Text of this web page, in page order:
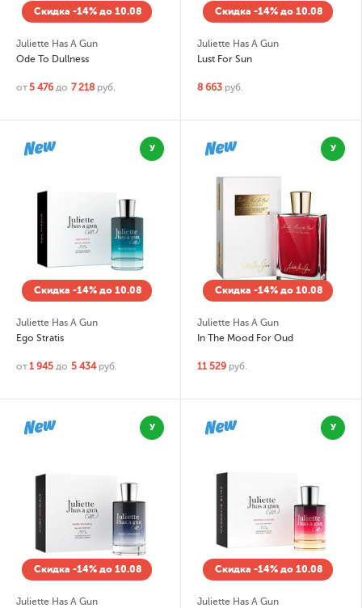
Скидка -14% до 10.08
Juliette Has A Gun
Ode To Dullness
от5 476 до 7 218 руб.
Скидка -14% до 10.08
Juliette Has A Gun
Lust For Sun
8 663 руб.
У
Скидка -14% до 10.08
Juliette Has A Gun
Ego Stratis
от1 945 до 5 434 руб.
У
Скидка -14% до 10.08
Juliette Has A Gun
In The Mood For Oud
11 529 руб.
У
Скидка -14% до 10.08
Juliette Has A Gun
У
Скидка -14% до 10.08
Juliette Has A Gun